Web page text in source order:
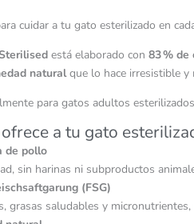
cuidar a tu gato esterilizado en
está elaborado con 83 %
naturalque lo hace irresistible y
para gatos adultos
a tu gato
de pollo
sin harinas ni subproductos
(FSG)
grasas saludables y